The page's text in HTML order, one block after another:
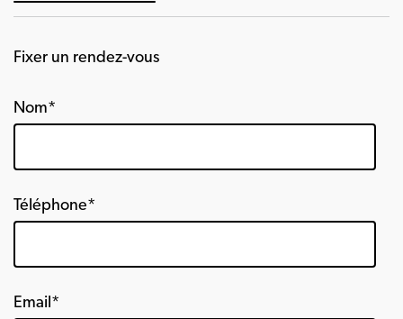
Fixer un rendez-vous
Nom*
Téléphone*
Email*